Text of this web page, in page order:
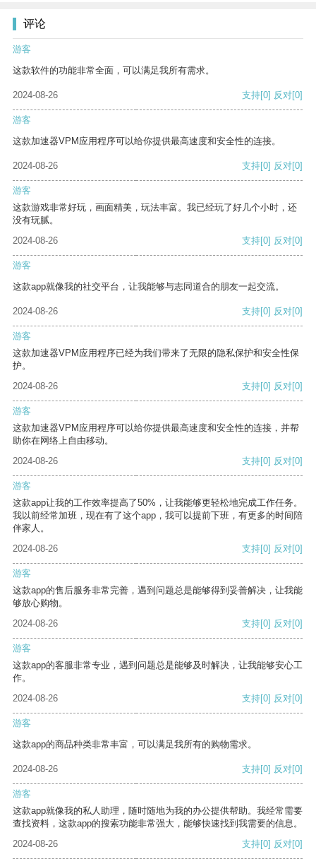
评论
游客
这款软件的功能非常全面，可以满足我所有需求。
2024-08-26 支持[0] 反对[0]
游客
这款加速器VPM应用程序可以给你提供最高速度和安全性的连接。
2024-08-26 支持[0] 反对[0]
游客
这款游戏非常好玩，画面精美，玩法丰富。我已经玩了好几个小时，还
没有玩腻。
2024-08-26
支持[0] 反对[0]
游客
这款app就像我的社交平台，让我能够与志同道合的朋友一起交流。
2024-08-26 支持[0] 反对[0]
游客
这款加速器VPM应用程序已经为我们带来了无限的隐私保护和安全性保
护。
2024-08-26
支持[0] 反对[0]
游客
这款加速器VPM应用程序可以给你提供最高速度和安全性的连接，并帮
助你在网络上自由移动。
2024-08-26
支持[0] 反对[0]
游客
这款app让我的工作效率提高了50%，让我能够更轻松地完成工作任务。
我以前经常加班，现在有了这个app，我可以提前下班，有更多的时间陪
伴家人。
2024-08-26
支持[0] 反对[0]
游客
这款app的售后服务非常完善，遇到问题总是能够得到妥善解决，让我能
够放心购物。
2024-08-26
支持[0] 反对[0]
游客
这款app的客服非常专业，遇到问题总是能够及时解决，让我能够安心工
作。
2024-08-26
支持[0] 反对[0]
游客
这款app的商品种类非常丰富，可以满足我所有的购物需求。
2024-08-26 支持[0] 反对[0]
游客
这款app就像我的私人助理，随时随地为我的办公提供帮助。我经常需要
查找资料，这款app的搜索功能非常强大，能够快速找到我需要的信息。
2024-08-26
支持[0] 反对[0]